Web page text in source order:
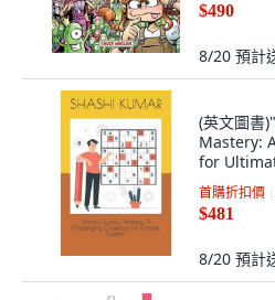
$490
8/20 預計
(英文圖書
Mastery:
for
首購折扣價
$481
8/20 預計